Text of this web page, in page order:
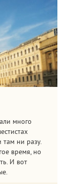
много
там ни разу.
время, но
И вот